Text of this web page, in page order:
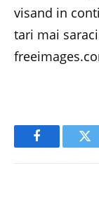
visand in
tari mai
Facebook